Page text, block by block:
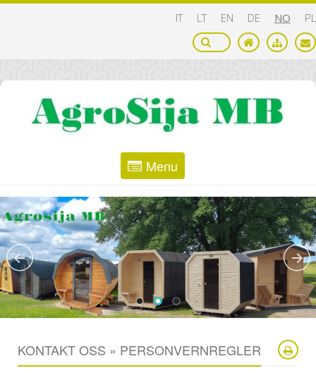
IT LT EN DE NO PL
Menu
KONTAKT OSS » PERSONVERNREGLER